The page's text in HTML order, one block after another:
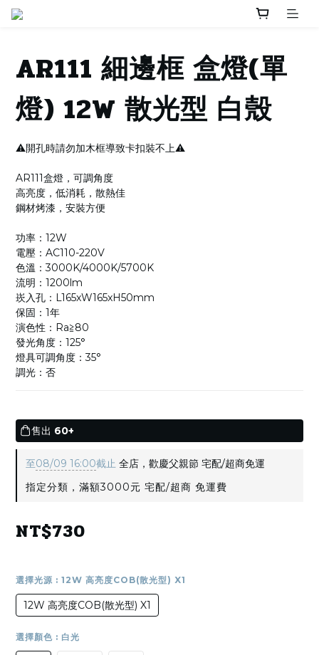
AR111 細邊框 盒燈(單
燈) 12W 散光型 白殼
⚠️開孔時請勿加木框導致卡扣裝不上⚠️
AR111盒燈，可調角度
高亮度，低消耗，散熱佳
鋼材烤漆，安裝方便
功率：12W
電壓：AC110-220V
色溫：3000K/4000K/5700K
流明：1200lm
崁入孔：L165xW165xH50mm
保固：1年
演色性：Ra≧80
發光角度：125°
燈具可調角度：35°
調光：否
售出 60+
至08/09 16:00截止 全店，歡慶父親節 宅配/超商免運
指定分類，滿額3000元 宅配/超商 免運費
NT$730
選擇光源 : 12W 高亮度COB(散光型) X1
12W 高亮度COB(散光型) X1
選擇顏色 : 白光